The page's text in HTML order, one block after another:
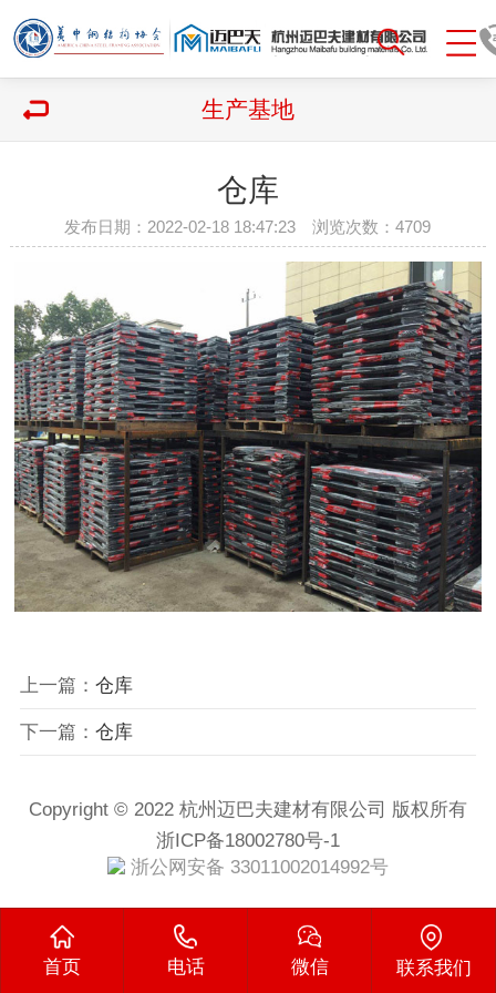
生产基地
仓库
发布日期：2022-02-18 18:47:23 浏览次数：4709
上一篇： 仓库
下一篇： 仓库
Copyright © 2022 杭州迈巴夫建材有限公司 版权所有
浙ICP备18002780号-1
浙公网安备 33011002014992号
首页 电话 微信 联系我们